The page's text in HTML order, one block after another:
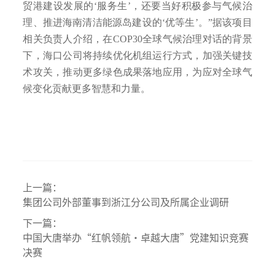
贸港建设发展的‘服务生’，还要当好积极参与气候治
理、推进海南清洁能源岛建设的‘优等生’。”据该项目
相关负责人介绍，在COP30全球气候治理对话的背景
下，海口公司将持续优化机组运行方式，加强关键技
术攻关，推动更多绿色成果落地应用，为应对全球气
候变化贡献更多智慧和力量。
上一篇：
集团公司外部董事到浙江分公司及所属企业调研
下一篇：
中国大唐举办“红帆领航·卓越大唐”党建知识竞赛
决赛